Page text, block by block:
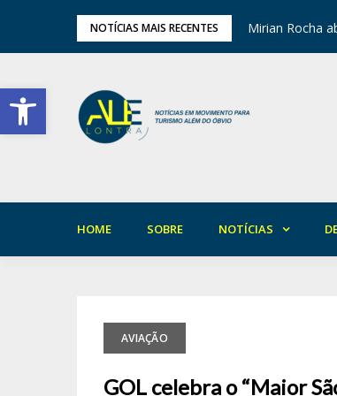
Barra de Ferramentas Aberta
NOTÍCIAS MAIS RECENTES
em Areia Mirian Rocha
HOME SOBRE NOTÍCIAS
AVIAÇÃO
GOL celebra o “Maior